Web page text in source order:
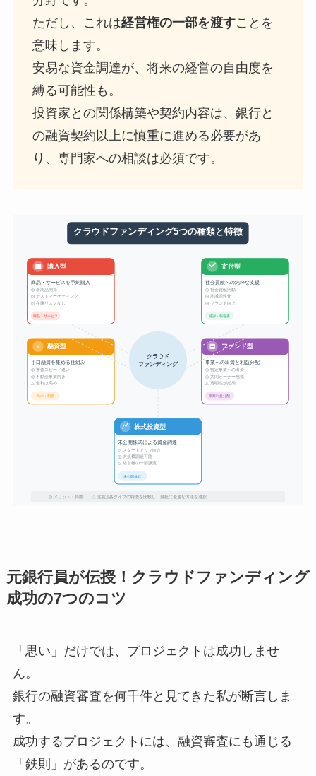
ただし、これは経営権の一部を渡すことを
意味します。
安易な資金調達が、将来の経営の自由度を
縛る可能性も。
投資家との関係構築や契約内容は、銀行と
の融資契約以上に慎重に進める必要があ
り、専門家への相談は必須です。
元銀行員が伝授！クラウドファンディング
成功の7つのコツ
「思い」だけでは、プロジェクトは成功しませ
ん。
銀行の融資審査を何千件と見てきた私が断言しま
す。
成功するプロジェクトには、融資審査にも通じる
「鉄則」があるのです。